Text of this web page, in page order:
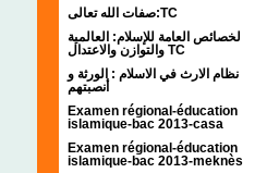
صفات الله تعالى:TC
لخصائص العامة للإسلام: العالمية
والتوازن والاعتدال TC
نظام الارث في الاسلام : الورثة و
أنصبتهم
Examen régional-éducation
islamique-bac 2013-casa
Examen régional-éducation
islamique-bac 2013-meknès